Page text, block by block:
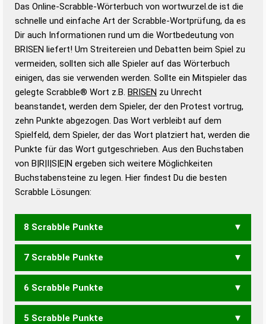
Wortwurzel liefert mit Hilfe eines semantischen
Wortanalyse-Algorithmus gute Anhaltspunkte zu
Wortbedeutung, Worttrennung und Wortform, um die
Gültigkeit eines Wortes für das Scrabble-Spiel zu
bestimmen!
zugelassene Turnier Scrabble-
Wörterbücher sind:
Duden – Standardwerk in 12 Bänden
Duden – Richtiges und gutes
Deutsch
Duden – Die deutsche Grammatik
Duden – Deutsches
Das Online-Scrabble-Wörterbuch von wortwurzel.de ist die
schnelle und einfache Art der Scrabble-Wortprüfung, da es
Dir auch Informationen rund um die Wortbedeutung von
BRISEN liefert! Um Streitereien und Debatten beim Spiel zu
vermeiden, sollten sich alle Spieler auf das Wörterbuch
einigen, das sie verwenden werden. Sollte ein Mitspieler das
gelegte Scrabble® Wort z.B. BRISEN zu Unrecht
beanstandet, werden dem Spieler, der den Protest vortrug,
zehn Punkte abgezogen. Das Wort verbleibt auf dem
Spielfeld, dem Spieler, der das Wort platziert hat, werden die
Punkte für das Wort gutgeschrieben. Aus den Buchstaben
von B|R|I|S|E|N ergeben sich weitere Möglichkeiten
Buchstabensteine zu legen. Hier findest Du die besten
Scrabble Lösungen:
8 Scrabble Punkte
BREINS SERBIN
7 Scrabble Punkte
BEINS BERNS BIENS
BRIES ERBIN
6 Scrabble Punkte
BEIN BENS BERN BIEN
5 Scrabble Punkte